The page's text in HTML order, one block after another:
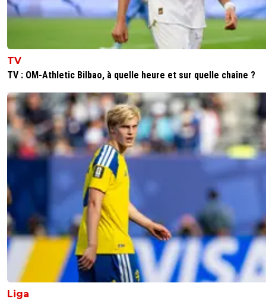
TV
TV : OM-Athletic Bilbao, à quelle heure et sur quelle chaîne ?
Liga